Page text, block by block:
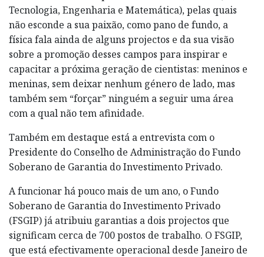
Tecnologia, Engenharia e Matemática), pelas quais
não esconde a sua paixão, como pano de fundo, a
física fala ainda de alguns projectos e da sua visão
sobre a promoção desses campos para inspirar e
capacitar a próxima geração de cientistas: meninos e
meninas, sem deixar nenhum género de lado, mas
também sem “forçar” ninguém a seguir uma área
com a qual não tem afinidade.
Também em destaque está a entrevista com o
Presidente do Conselho de Administração do Fundo
Soberano de Garantia do Investimento Privado.
A funcionar há pouco mais de um ano, o Fundo
Soberano de Garantia do Investimento Privado
(FSGIP) já atribuiu garantias a dois projectos que
significam cerca de 700 postos de trabalho. O FSGIP,
que está efectivamente operacional desde Janeiro de